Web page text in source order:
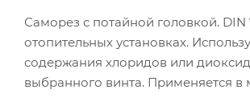
Саморез с потайной головкой.
отопительных установках.
содержания хлоридов или
выбранного винта. Применяется в